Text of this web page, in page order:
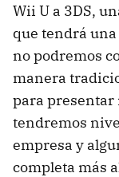
Wii U a 3DS,
que tendrá
no podremos
manera
para presentar
tendremos
empresa y
completa más